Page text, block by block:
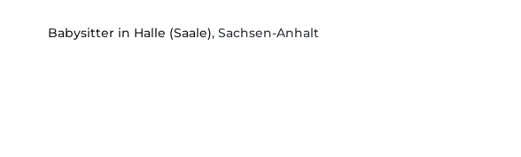
Babysitter in Halle (Saale), Sachsen-Anhalt